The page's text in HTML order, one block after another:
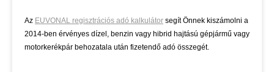
Az EUVONAL regisztrációs adó kalkulátor segít Önnek kiszámolni a
2014-ben érvényes dízel, benzin vagy hibrid hajtású gépjármű vagy
motorkerékpár behozatala után fizetendő adó összegét.